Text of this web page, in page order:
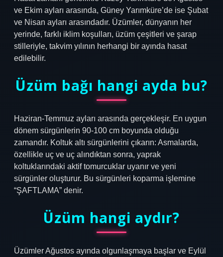
ve Ekim ayları arasında, Güney Yarımküre’de ise Şubat
ve Nisan ayları arasındadır. Üzümler, dünyanın her
yerinde, farklı iklim koşulları, üzüm çeşitleri ve şarap
stilleriyle, takvim yılının herhangi bir ayında hasat
edilebilir.
Üzüm bağı hangi ayda bu?
Haziran-Temmuz ayları arasında gerçekleşir. En uygun
dönem sürgünlerin 90-100 cm boyunda olduğu
zamandır. Koltuk altı sürgünlerini çıkarın: Asmalarda,
özellikle uç ve uç alındıktan sonra, yaprak
koltuklarındaki aktif tomurcuklar uyanır ve yeni
sürgünler oluşturur. Bu sürgünleri koparma işlemine
“ŞAFTLAMA” denir.
Üzüm hangi aydır?
Üzümler Ağustos ayında olgunlaşmaya başlar ve Eylül